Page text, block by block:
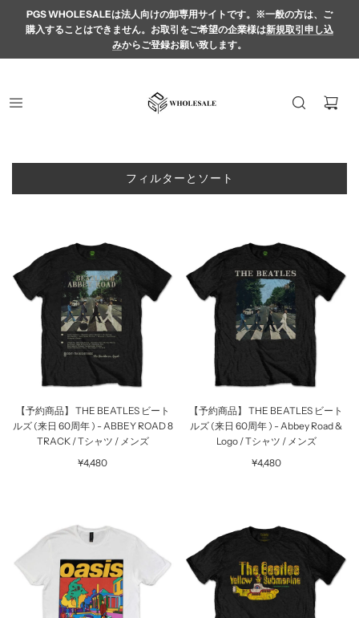
PGS WHOLESALEは法人向けの卸専用サイトです。※一般の方は、ご
購入することはできません。お取引をご希望の企業様は新規取引申し込
みからご登録お願い致します。
フィルターとソート
【予約商品】 THE BEATLES ビート
ルズ (来日 60周年 ) - ABBEY ROAD 8
TRACK / Tシャツ / メンズ
¥4,480
【予約商品】 THE BEATLES ビート
ルズ (来日 60周年 ) - Abbey Road &
Logo / Tシャツ / メンズ
¥4,480